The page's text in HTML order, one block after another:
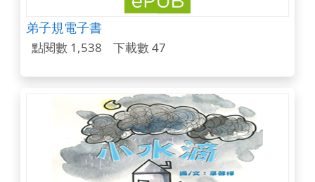
弟子規電子書
點閱數 1,538 下載數 47